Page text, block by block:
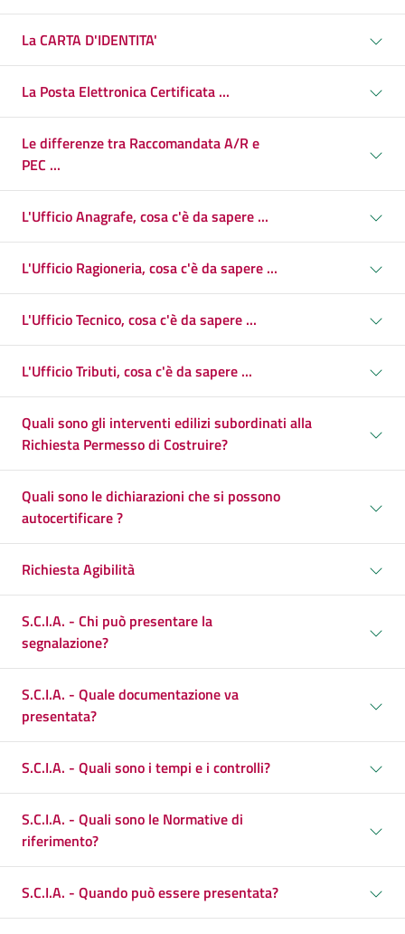
La CARTA D'IDENTITA'
La Posta Elettronica Certificata ...
Le differenze tra Raccomandata A/R e
PEC ...
L'Ufficio Anagrafe, cosa c'è da sapere ...
L'Ufficio Ragioneria, cosa c'è da sapere ...
L'Ufficio Tecnico, cosa c'è da sapere ...
L'Ufficio Tributi, cosa c'è da sapere ...
Quali sono gli interventi edilizi subordinati alla
Richiesta Permesso di Costruire?
Quali sono le dichiarazioni che si possono
autocertificare ?
Richiesta Agibilità
S.C.I.A. - Chi può presentare la
segnalazione?
S.C.I.A. - Quale documentazione va
presentata?
S.C.I.A. - Quali sono i tempi e i controlli?
S.C.I.A. - Quali sono le Normative di
riferimento?
S.C.I.A. - Quando può essere presentata?